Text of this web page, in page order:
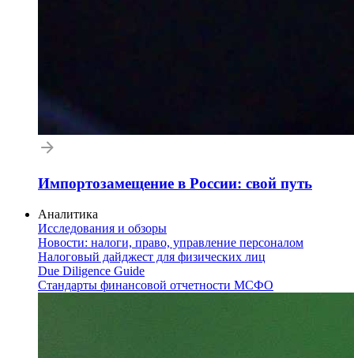
Импортозамещение в России: свой путь
Аналитика
Исследования и обзоры
Новости: налоги, право, управление персоналом
Налоговый дайджест для физических лиц
Due Diligence Guide
Стандарты финансовой отчетности МСФО